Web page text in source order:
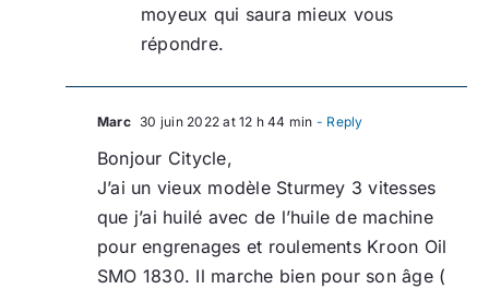
moyeux qui saura mieux vous
répondre.
Marc 30 juin 2022 at 12 h 44 min - Reply
Bonjour Citycle,
J’ai un vieux modèle Sturmey 3 vitesses
que j’ai huilé avec de l’huile de machine
pour engrenages et roulements Kroon Oil
SMO 1830. Il marche bien pour son âge (